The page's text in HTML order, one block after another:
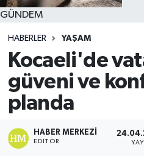
GÜNDEM
HABERLER YAŞAM
Kocaeli'de
güveni ve
planda
HABER MERKEZI
EDITÖR
MAGAZİN
YAŞAM
Tüm Manşetler
Son Dakika Haberleri
Haber Arşivi